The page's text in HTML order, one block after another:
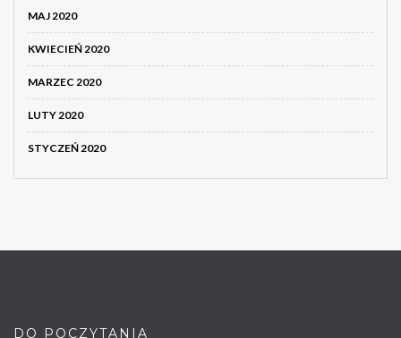
MAJ 2020
KWIECIEŃ 2020
MARZEC 2020
LUTY 2020
STYCZEŃ 2020
DO POCZYTANIA